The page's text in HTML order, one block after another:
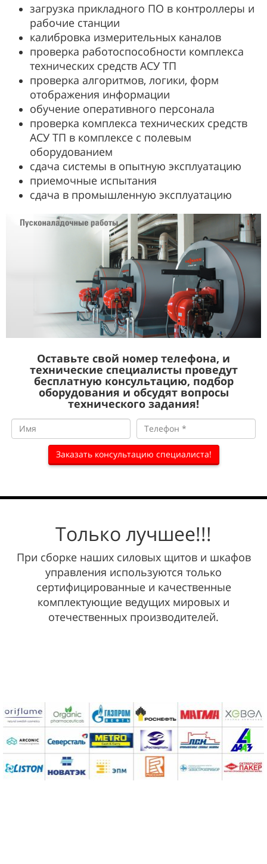
загрузка прикладного ПО в контроллеры и
рабочие станции
калибровка измерительных каналов
проверка работоспособности комплекса
технических средств АСУ ТП
проверка алгоритмов, логики, форм
отображения информации
обучение оперативного персонала
проверка комплекса технических средств
АСУ ТП в комплексе с полевым
оборудованием
сдача системы в опытную эксплуатацию
приемочные испытания
сдача в промышленную эксплуатацию
Оставьте свой номер телефона, и
технические специалисты проведут
бесплатную консультацию, подбор
оборудования и обсудят вопросы
технического задания!
Заказать консультацию специалиста!
Только лучшее!!!
При сборке наших силовых щитов и шкафов
управления используются только
сертифицированные и качественные
комплектующие ведущих мировых и
отечественных производителей.